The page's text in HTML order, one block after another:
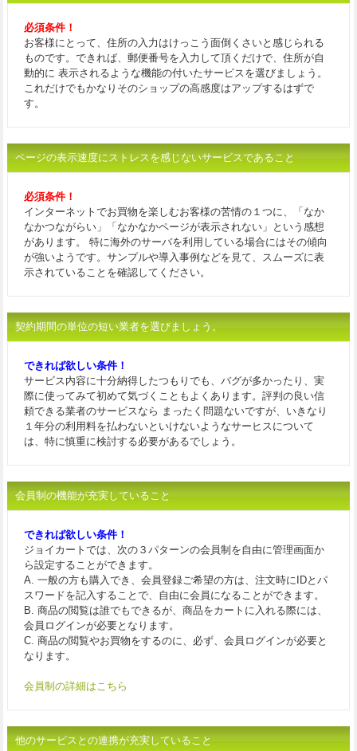
必須条件！
お客様にとって、住所の入力はけっこう面倒くさいと感じられる
ものです。できれば、郵便番号を入力して頂くだけで、住所が自
動的に 表示されるような機能の付いたサービスを選びましょう。
これだけでもかなりそのショップの高感度はアップするはずで
す。
ページの表示速度にストレスを感じないサービスであること
必須条件！
インターネットでお買物を楽しむお客様の苦情の１つに、「なか
なかつながらい」「なかなかページが表示されない」という感想
があります。 特に海外のサーバを利用している場合にはその傾向
が強いようです。サンプルや導入事例などを見て、スムーズに表
示されていることを確認してください。
契約期間の単位の短い業者を選びましょう。
できれば欲しい条件！
サービス内容に十分納得したつもりでも、バグが多かったり、実
際に使ってみて初めて気づくこともよくあります。評判の良い信
頼できる業者のサービスなら まったく問題ないですが、いきなり
１年分の利用料を払わないといけないようなサーヒスについて
は、特に慎重に検討する必要があるでしょう。
会員制の機能が充実していること
できれば欲しい条件！
ジョイカートでは、次の３パターンの会員制を自由に管理画面か
ら設定することができます。
A. 一般の方も購入でき、会員登録ご希望の方は、注文時にIDとパ
スワードを記入することで、自由に会員になることができます。
B. 商品の閲覧は誰でもできるが、商品をカートに入れる際には、
会員ログインが必要となります。
C. 商品の閲覧やお買物をするのに、必ず、会員ログインが必要と
なります。
会員制の詳細はこちら
他のサービスとの連携が充実していること